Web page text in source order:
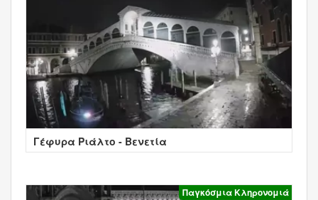
Γέφυρα Ριάλτο - Βενετία
Παγκόσμια Κληρονομιά